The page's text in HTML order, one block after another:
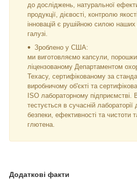
до досліджень, натуральної
продукції, дієвості, контролю
інновацій є рушійною силою наших
галузі.
Зроблено у США:
ми виготовляємо капсули,
ліцензованому Департаментом
Техасу, сертифікованому за
виробничому об'єкті та
ISO лабораторному підприємстві.
тестується в сучасній
безпеки, ефективності та чистоти
глютена.
Додаткові факти